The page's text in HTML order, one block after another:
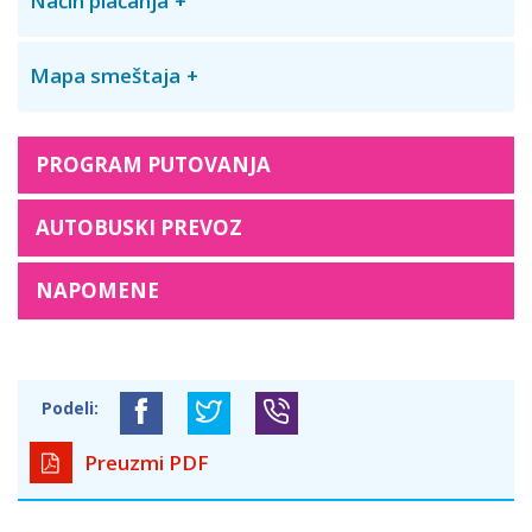
Mapa smeštaja
PROGRAM PUTOVANJA
AUTOBUSKI PREVOZ
NAPOMENE
Podeli:
Preuzmi PDF